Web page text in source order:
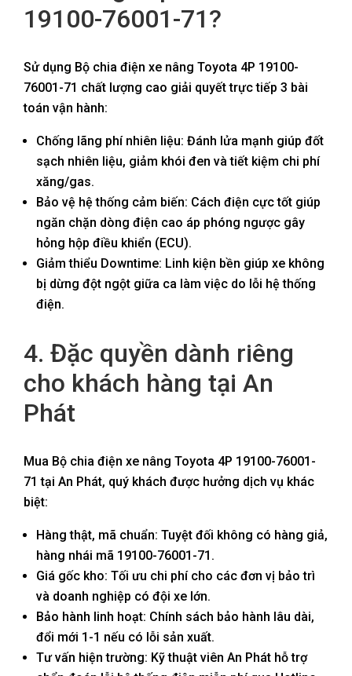
19100-76001-71?
Sử dụng Bộ chia điện xe nâng Toyota 4P 19100-
76001-71 chất lượng cao giải quyết trực tiếp 3 bài
toán vận hành:
Chống lãng phí nhiên liệu: Đánh lửa mạnh giúp đốt
sạch nhiên liệu, giảm khói đen và tiết kiệm chi phí
xăng/gas.
Bảo vệ hệ thống cảm biến: Cách điện cực tốt giúp
ngăn chặn dòng điện cao áp phóng ngược gây
hỏng hộp điều khiển (ECU).
Giảm thiểu Downtime: Linh kiện bền giúp xe không
bị dừng đột ngột giữa ca làm việc do lỗi hệ thống
điện.
4. Đặc quyền dành riêng
cho khách hàng tại An
Phát
Mua Bộ chia điện xe nâng Toyota 4P 19100-76001-
71 tại An Phát, quý khách được hưởng dịch vụ khác
biệt:
Hàng thật, mã chuẩn: Tuyệt đối không có hàng giả,
hàng nhái mã 19100-76001-71.
Giá gốc kho: Tối ưu chi phí cho các đơn vị bảo trì
và doanh nghiệp có đội xe lớn.
Bảo hành linh hoạt: Chính sách bảo hành lâu dài,
đổi mới 1-1 nếu có lỗi sản xuất.
Tư vấn hiện trường: Kỹ thuật viên An Phát hỗ trợ